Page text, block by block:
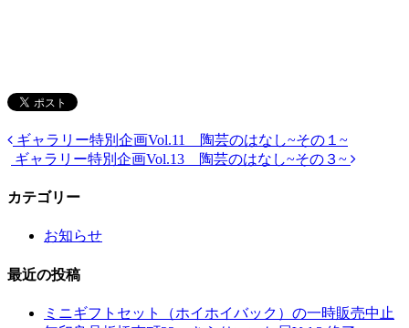
ギャラリー特別企画Vol.11 陶芸のはなし~その１~
ギャラリー特別企画Vol.13 陶芸のはなし~その３~
カテゴリー
お知らせ
最近の投稿
ミニギフトセット（ホイホイバック）の一時販売中止